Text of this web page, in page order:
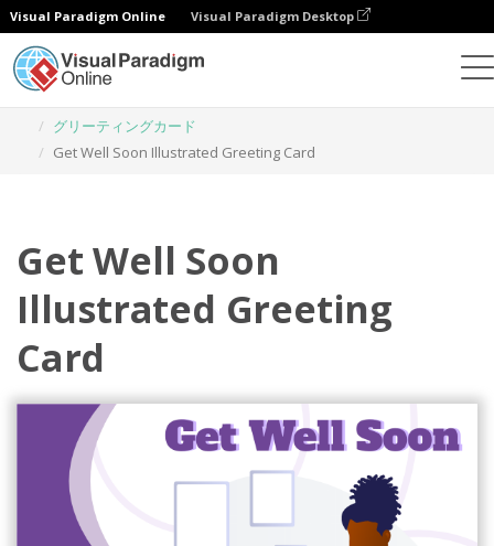
Visual Paradigm Online Visual Paradigm Desktop
グリーティングカード
Get Well Soon Illustrated Greeting Card
Get Well Soon
Illustrated Greeting
Card